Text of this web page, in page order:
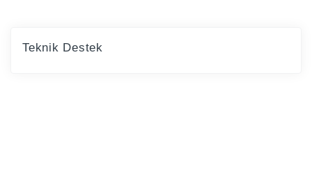
Teknik Destek